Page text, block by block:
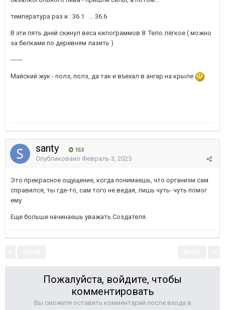
температура раз и : 36.1 ... 36.6
В эти пять дней скинул веса килограммов 8 Тело лёгкое ( можно
за белками по деревням лазить )
------
Майский жук - полз, полз, да так и въехал в ангар на крыле
santy 153
Опубликовано Февраль 3, 2025
Это прекрасное ощущение, когда понимаешь, что организм сам
справился, ты где-то, сам того не ведая, лишь чуть- чуть помог
ему.
Еще больше начинаешь уважать Создателя.
Пожалуйста, войдите, чтобы
комментировать
Вы сможете оставить комментарий после входа в